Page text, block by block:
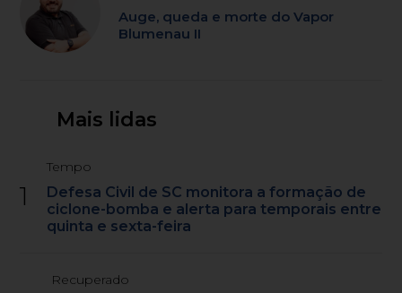
Auge, queda e morte do Vapor
Blumenau II
Mais lidas
1
Tempo
Defesa Civil de SC monitora a formação de
ciclone-bomba e alerta para temporais entre
quinta e sexta-feira
Recuperado